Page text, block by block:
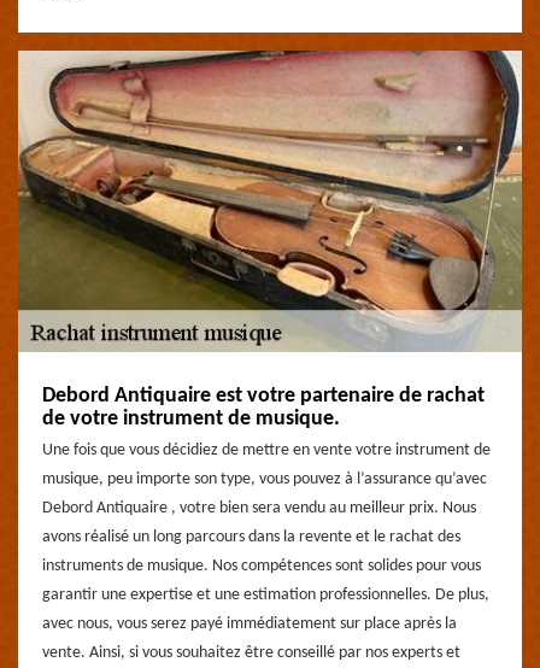
Debord Antiquaire est votre partenaire de rachat
de votre instrument de musique.
Une fois que vous décidiez de mettre en vente votre instrument de
musique, peu importe son type, vous pouvez à l’assurance qu’avec
Debord Antiquaire , votre bien sera vendu au meilleur prix. Nous
avons réalisé un long parcours dans la revente et le rachat des
instruments de musique. Nos compétences sont solides pour vous
garantir une expertise et une estimation professionnelles. De plus,
avec nous, vous serez payé immédiatement sur place après la
vente. Ainsi, si vous souhaitez être conseillé par nos experts et